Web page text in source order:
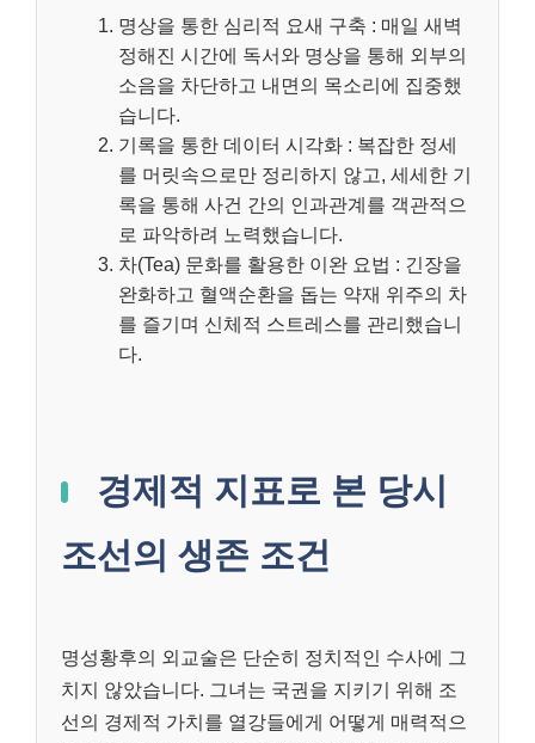
명상을 통한 심리적 요새 구축 : 매일 새벽
정해진 시간에 독서와 명상을 통해 외부의
소음을 차단하고 내면의 목소리에 집중했
습니다.
기록을 통한 데이터 시각화 : 복잡한 정세
를 머릿속으로만 정리하지 않고, 세세한 기
록을 통해 사건 간의 인과관계를 객관적으
로 파악하려 노력했습니다.
차(Tea) 문화를 활용한 이완 요법 : 긴장을
완화하고 혈액순환을 돕는 약재 위주의 차
를 즐기며 신체적 스트레스를 관리했습니
다.
경제적 지표로 본 당시
조선의 생존 조건
명성황후의 외교술은 단순히 정치적인 수사에 그
치지 않았습니다. 그녀는 국권을 지키기 위해 조
선의 경제적 가치를 열강들에게 어떻게 매력적으